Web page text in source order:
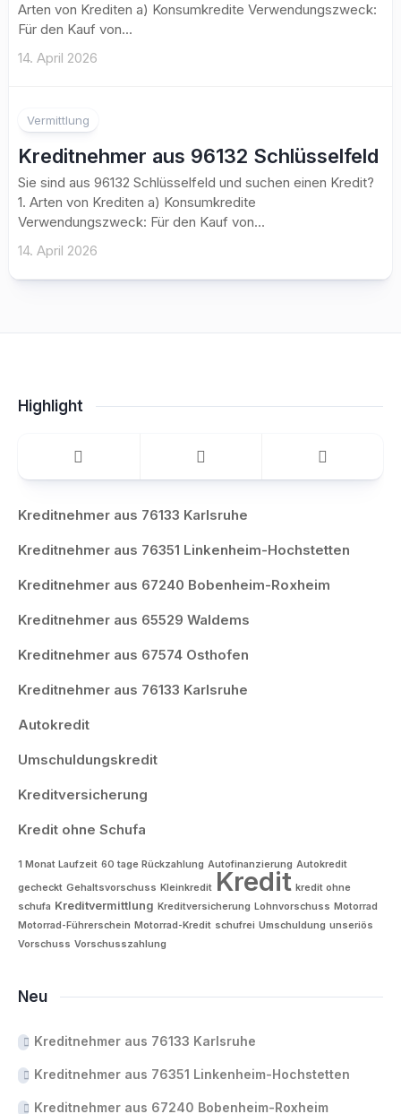
Arten von Krediten a) Konsumkredite Verwendungszweck:
Für den Kauf von...
14. April 2026
Vermittlung
Kreditnehmer aus 96132 Schlüsselfeld
Sie sind aus 96132 Schlüsselfeld und suchen einen Kredit?
1. Arten von Krediten a) Konsumkredite
Verwendungszweck: Für den Kauf von...
14. April 2026
Highlight
Kreditnehmer aus 76133 Karlsruhe
Kreditnehmer aus 76351 Linkenheim-Hochstetten
Kreditnehmer aus 67240 Bobenheim-Roxheim
Kreditnehmer aus 65529 Waldems
Kreditnehmer aus 67574 Osthofen
Kreditnehmer aus 76133 Karlsruhe
Autokredit
Umschuldungskredit
Kreditversicherung
Kredit ohne Schufa
1 Monat Laufzeit 60 tage Rückzahlung Autofinanzierung Autokredit
gecheckt Gehaltsvorschuss Kleinkredit Kredit kredit ohne
schufa Kreditvermittlung Kreditversicherung Lohnvorschuss Motorrad
Motorrad-Führerschein Motorrad-Kredit schufrei Umschuldung unseriös
Vorschuss Vorschusszahlung
Neu
Kreditnehmer aus 76133 Karlsruhe
Kreditnehmer aus 76351 Linkenheim-Hochstetten
Kreditnehmer aus 67240 Bobenheim-Roxheim